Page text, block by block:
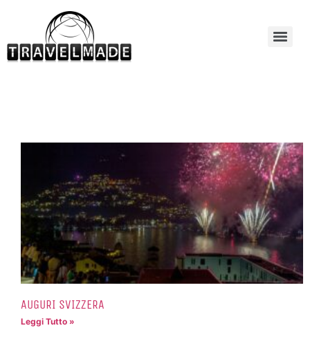
AUGURI SVIZZERA
Leggi Tutto »